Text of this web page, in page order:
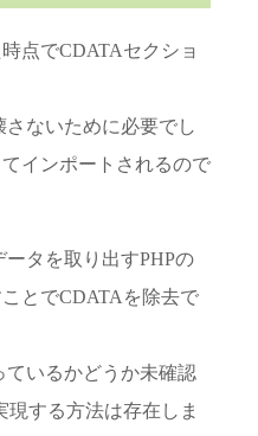
点でCDATAセクショ
ないために必要でし
インポートされるので
タを取り出すPHPの
とでCDATAを除去で
ているかどうか未確認
する方法は存在しま